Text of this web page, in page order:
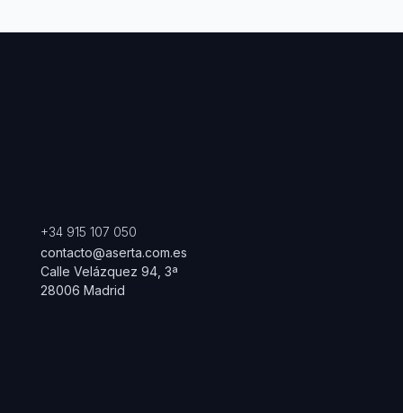
+34 915 107 050
contacto@aserta.com.es
Calle Velázquez 94, 3ª
28006 Madrid